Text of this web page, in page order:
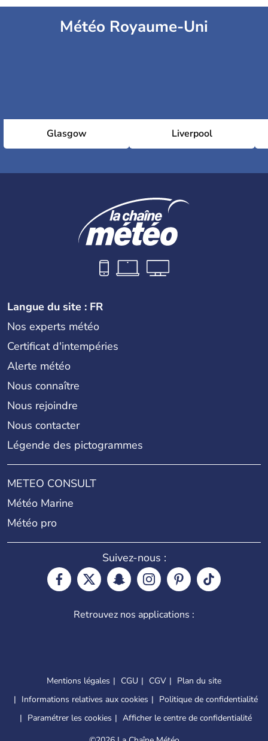
Météo Royaume-Uni
Glasgow Liverpool
Langue du site : FR
Nos experts météo
Certificat d'intempéries
Alerte météo
Nous connaître
Nous rejoindre
Nous contacter
Légende des pictogrammes
METEO CONSULT
Météo Marine
Météo pro
Suivez-nous :
Retrouvez nos applications :
Mentions légales CGU CGV
Plan du site
Informations relatives aux cookies
Politique de confidentialité
Paramétrer les cookies
Afficher le centre de confidentialité